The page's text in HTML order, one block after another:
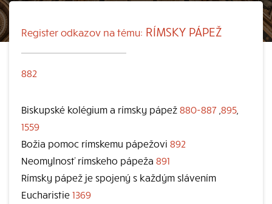
Register odkazov na tému: RÍMSKY PÁPEŽ
882
Biskupské kolégium a rímsky pápež 880-887 895
1559
Božia pomoc rímskemu pápežovi 892
Neomylnosť rímskeho pápeža 891
Rímsky pápež je spojený s každým slávením
Eucharistie 1369